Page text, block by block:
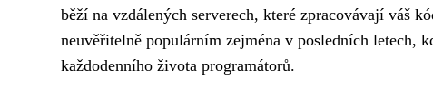
běží na vzdálených serverech, které zpracovávají váš
neuvěřitelně populárním zejména v posledních letech,
každodenního života programátorů.